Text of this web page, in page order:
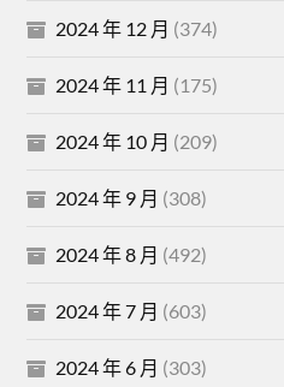
2024 年 12 月 (374)
2024 年 11 月 (175)
2024 年 10 月 (209)
2024 年 9 月 (308)
2024 年 8 月 (492)
2024 年 7 月 (603)
2024 年 6 月 (303)